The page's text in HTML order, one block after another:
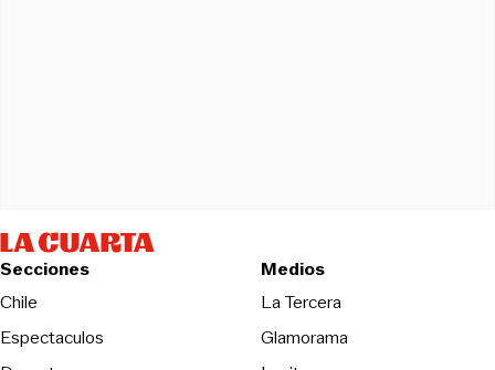
Secciones
Chile
Espectaculos
Medios
La TerceraOpens in new
Glamorama